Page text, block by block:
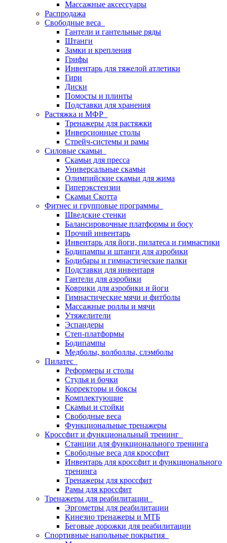
Массажные аксессуары
Распродажа
Свободные веса
Гантели и гантельные ряды
Штанги
Замки и крепления
Грифы
Инвентарь для тяжелой атлетики
Гири
Диски
Помосты и плинты
Подставки для хранения
Растяжка и МФР
Тренажеры для растяжки
Инверсионные столы
Стрейч-системы и рамы
Силовые скамьи
Скамьи для пресса
Универсальные скамьи
Олимпийские скамьи для жима
Гиперэкстензии
Скамьи Скотта
Фитнес и групповые программы
Шведские стенки
Балансировочные платформы и босу
Прочий инвентарь
Инвентарь для йоги, пилатеса и гимнастики
Бодипампы и штанги для аэробики
Бодибары и гимнастические палки
Подставки для инвентаря
Гантели для аэробики
Коврики для аэробики и йоги
Гимнастические мячи и фитболы
Массажные роллы и мячи
Утяжелители
Эспандеры
Степ-платформы
Бодипампы
Медболы, волболлы, слэмболы
Пилатес
Реформеры и столы
Стулья и бочки
Корректоры и боксы
Комплектующие
Скамьи и стойки
Свободные веса
Функциональные тренажеры
Кроссфит и функциональный тренинг
Станции для функционального тренинга
Свободные веса для кроссфит
Инвентарь для кроссфит и функционального
тренинга
Тренажеры для кроссфит
Рамы для кроссфит
Тренажеры для реабилитации
Эргометры для реабилитации
Кинезио тренажеры и МТБ
Беговые дорожки для реабилитации
Спортивные напольные покрытия